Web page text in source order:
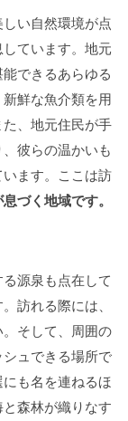
い自然環境が点
ています。地元
できるあらゆる
鮮な魚介類を用
、地元住民が手
彼らの温かいも
ます。ここは訪
づく地域です。
源泉も点在して
訪れる際には、
そして、周囲の
ュできる場所で
も名を連ねるほ
森林が織りなす